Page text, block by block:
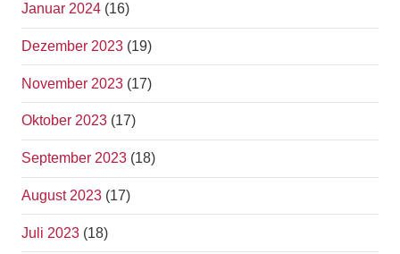
Januar 2024 (16)
Dezember 2023 (19)
November 2023 (17)
Oktober 2023 (17)
September 2023 (18)
August 2023 (17)
Juli 2023 (18)